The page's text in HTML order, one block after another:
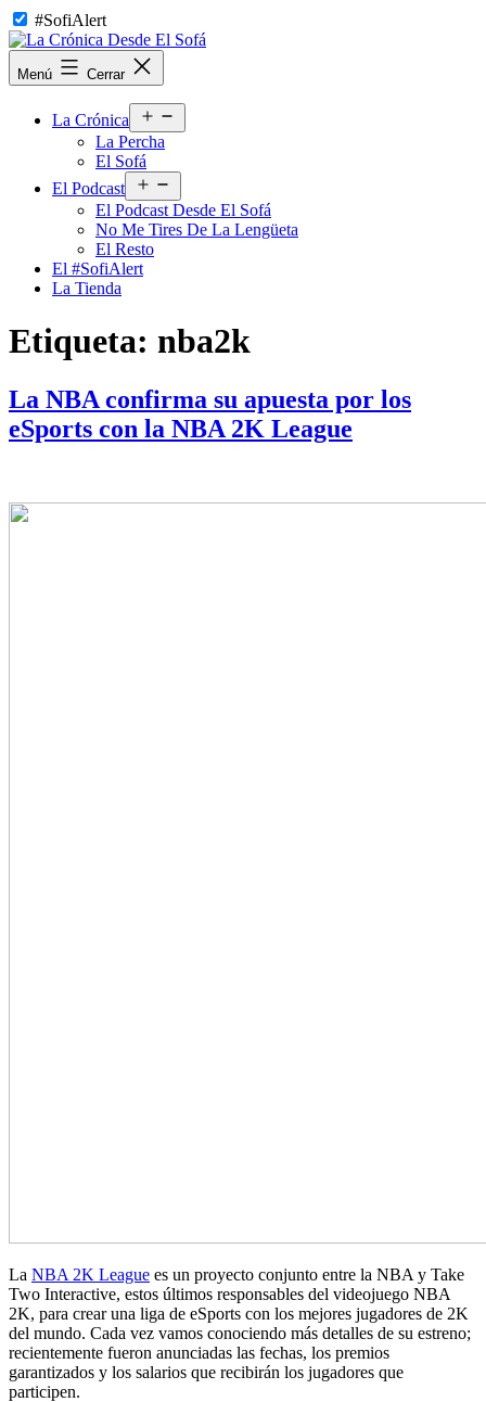
Saltar
al
contenido
#SofiAlert
La
Crónica
Menú Cerrar
La Crónica
el
La Percha
El Sofá
El Podcast
el
menú
El Podcast Desde El Sofá
No Me Tires De La Lengüeta
El Resto
El #SofiAlert
La Tienda
Etiqueta: nba2k
La NBA confirma su apuesta por los
eSports con la NBA 2K League
La NBA 2K League es un proyecto conjunto entre la NBA y Take
Two Interactive, estos últimos responsables del videojuego NBA
2K, para crear una liga de eSports con los mejores jugadores de 2K
del mundo. Cada vez vamos conociendo más detalles de su estreno;
recientemente fueron anunciadas las fechas, los premios
garantizados y los salarios que recibirán los jugadores que
participen.